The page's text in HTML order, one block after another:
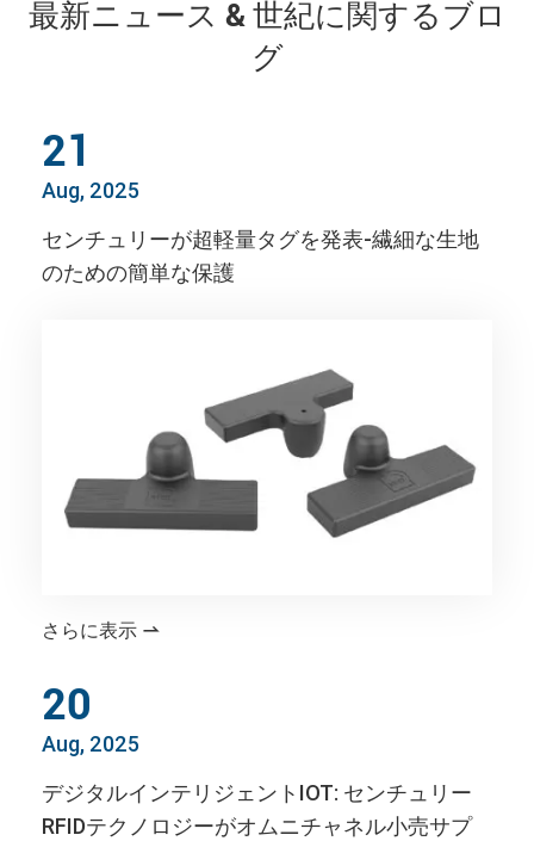
最新ニュース & 世紀に関するブロ
グ
21
Aug, 2025
センチュリーが超軽量タグを発表-繊細な生地
のための簡単な保護
さらに表示 
20
Aug, 2025
デジタルインテリジェントIOT: センチュリー
RFIDテクノロジーがオムニチャネル小売サプ